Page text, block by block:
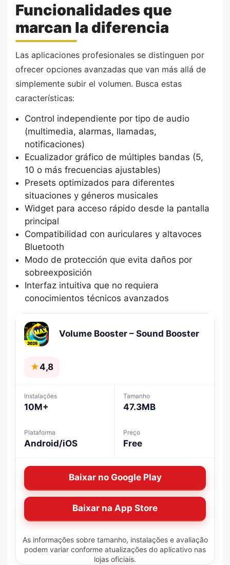
Funcionalidades que
marcan la diferencia
Las aplicaciones profesionales se distinguen por
ofrecer opciones avanzadas que van más allá de
simplemente subir el volumen. Busca estas
características:
Control independiente por tipo de audio
(multimedia, alarmas, llamadas,
notificaciones)
Ecualizador gráfico de múltiples bandas (5,
10 o más frecuencias ajustables)
Presets optimizados para diferentes
situaciones y géneros musicales
Widget para acceso rápido desde la pantalla
principal
Compatibilidad con auriculares y altavoces
Bluetooth
Modo de protección que evita daños por
sobreexposición
Interfaz intuitiva que no requiera
conocimientos técnicos avanzados
Volume Booster – Sound Booster
★4,8
Instalações
10M+
Tamanho
47.3MB
Plataforma
Android/iOS
Preço
Free
Baixar no Google Play
Baixar na App Store
As informações sobre tamanho, instalações e avaliação
podem variar conforme atualizações do aplicativo nas
lojas oficiais.